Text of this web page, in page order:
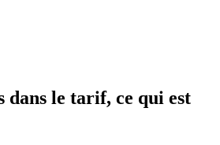
dans le tarif, ce qui est